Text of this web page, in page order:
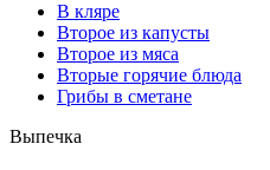
В кляре
Второе из капусты
Второе из мяса
Вторые горячие блюда
Грибы в сметане
Выпечка